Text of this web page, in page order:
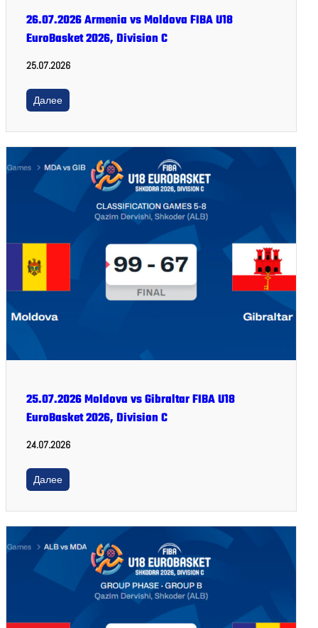
26.07.2026 Armenia vs Moldova FIBA U18
EuroBasket 2026, Division C
25.07.2026
Далее
25.07.2026 Moldova vs Gibraltar FIBA U18
EuroBasket 2026, Division C
24.07.2026
Далее